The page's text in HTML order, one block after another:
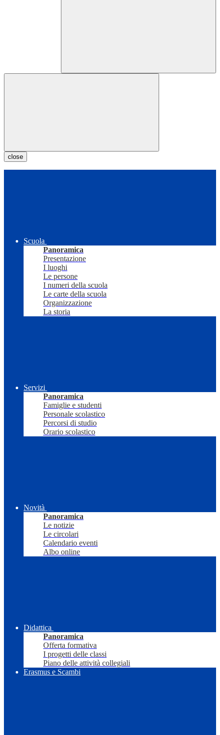
close
Scuola
Panoramica
Presentazione
I luoghi
Le persone
I numeri della scuola
Le carte della scuola
Organizzazione
La storia
Servizi
Panoramica
Famiglie e studenti
Personale scolastico
Percorsi di studio
Orario scolastico
Novità
Panoramica
Le notizie
Le circolari
Calendario eventi
Albo online
Didattica
Panoramica
Offerta formativa
I progetti delle classi
Piano delle attività collegiali
Erasmus e Scambi